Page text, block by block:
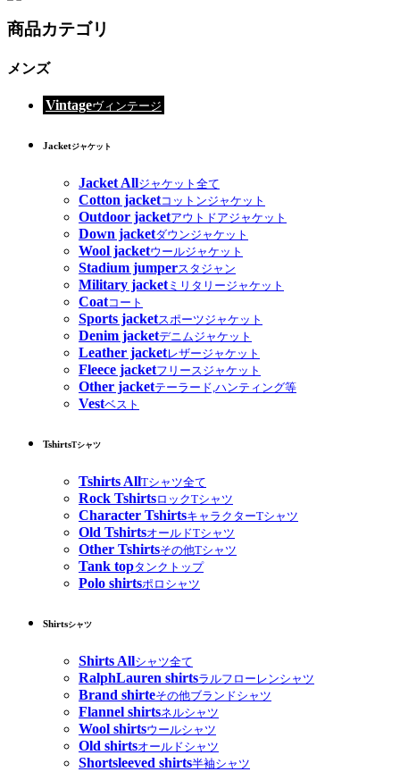
商品カテゴリ
メンズ
Vintageヴィンテージ
Jacketジャケット
Jacket Allジャケット全て
Cotton jacketコットンジャケット
Outdoor jacketアウトドアジャケット
Down jacketダウンジャケット
Wool jacketウールジャケット
Stadium jumperスタジャン
Military jacketミリタリージャケット
Coatコート
Sports jacketスポーツジャケット
Denim jacketデニムジャケット
Leather jacketレザージャケット
Fleece jacketフリースジャケット
Other jacketテーラード,ハンティング等
Vestベスト
TshirtsTシャツ
Tshirts AllTシャツ全て
Rock TshirtsロックTシャツ
Character TshirtsキャラクターTシャツ
Old TshirtsオールドTシャツ
Other Tshirtsその他Tシャツ
Tank topタンクトップ
Polo shirtsポロシャツ
Shirtsシャツ
Shirts Allシャツ全て
RalphLauren shirtsラルフローレンシャツ
Brand shirteその他ブランドシャツ
Flannel shirtsネルシャツ
Wool shirtsウールシャツ
Old shirtsオールドシャツ
Shortsleeved shirts半袖シャツ